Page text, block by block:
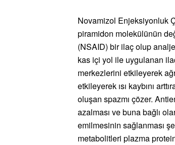
Novamizol Enjeksiyonluk
piramidon molekülünün
(NSAID) bir ilaç olup
kas içi yol ile uygulanan
merkezlerini etkileyerek
etkileyerek ısı kaybını
oluşan spazmı çözer.
azalması ve buna bağlı
emilmesinin sağlanması
metabolitleri plazma